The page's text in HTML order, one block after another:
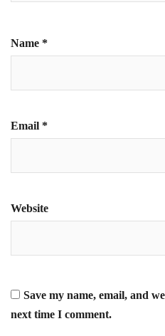
Name *
Email *
Website
Save my name, email, and
next time I comment.